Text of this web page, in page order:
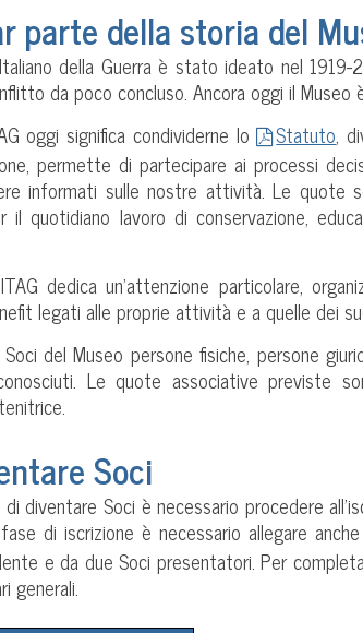
parte della storia del
della Guerra è stato ideato nel
da poco concluso. Ancora oggi il Museo
oggi significa condividerne lo Statuto,
permette di partecipare ai processi
informati sulle nostre attività. Le quote
il quotidiano lavoro di conservazione,
dedica un’attenzione particolare,
legati alle proprie attività e a quelle dei
del Museo persone fisiche, persone
Le quote associative previste
Soci
diventare Soci è necessario procedere
di iscrizione è necessario allegare
e da due Soci presentatori. Per
generali.